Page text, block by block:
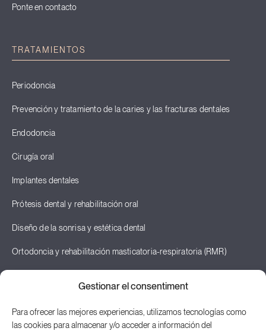
Gestionar el consentiment
Para ofrecer las mejores experiencias, utilizamos tecnologías como
las cookies para almacenar y/o acceder a información del
Ponte en contacto
TRATAMIENTOS
Periodoncia
Prevención y tratamiento de la caries y las fracturas dentales
Endodoncia
Cirugía oral
Implantes dentales
Prótesis dental y rehabilitación oral
Diseño de la sonrisa y estética dental
Ortodoncia y rehabilitación masticatoria-respiratoria (RMR)
Posturología